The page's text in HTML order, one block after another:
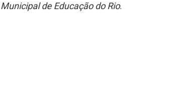
de Educação do Rio.